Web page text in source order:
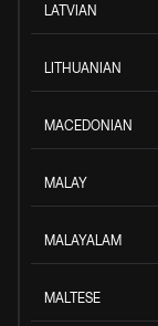
LATVIAN
LITHUANIAN
MACEDONIAN
MALAY
MALAYALAM
MALTESE